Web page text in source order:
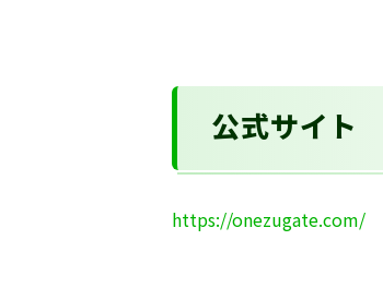
公式サイト
https://onezugate.com/